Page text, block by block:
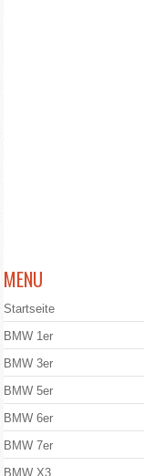
MENU
Startseite
BMW 1er
BMW 3er
BMW 5er
BMW 6er
BMW 7er
BMW X3